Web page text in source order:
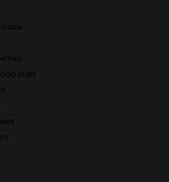
VLEES